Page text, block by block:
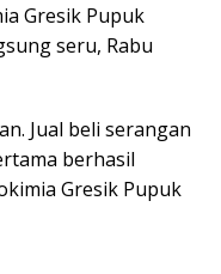
Gresik Pupuk
seru, Rabu
Jual beli serangan
berhasil
Gresik Pupuk